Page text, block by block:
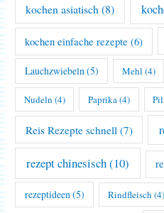
kochen asiatisch (8)
kochen einfache rezepte (6)
Lauchzwiebeln(5) Mehl (4)
Nudeln (4) Paprika(4)
Reis Rezepte schnell (7)
rezept chinesisch(10)
rezeptideen (5) Rindfleisch (4)